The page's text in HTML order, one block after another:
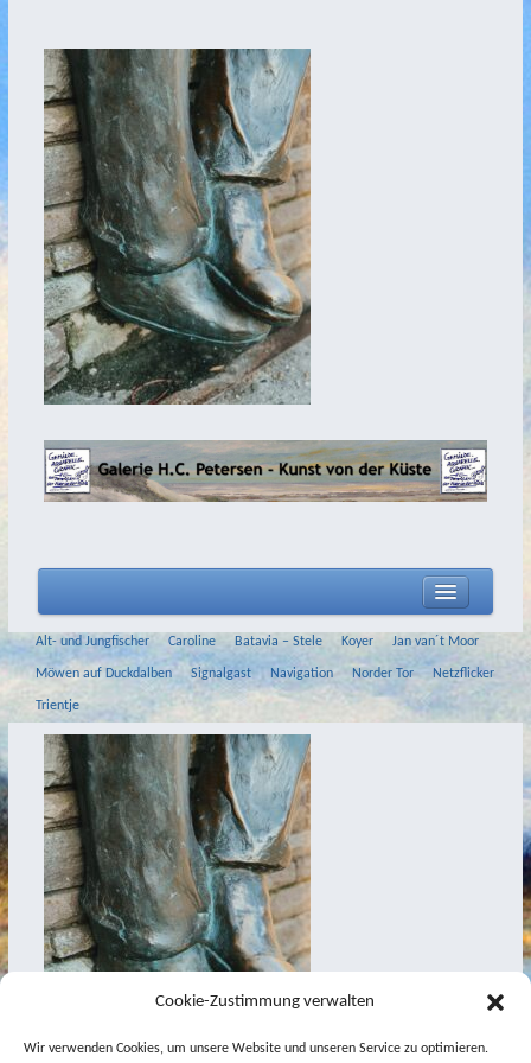
Cookie-Zustimmung verwalten
Wir verwenden Cookies, um unsere Website und unseren Service zu optimieren.
home
Aktuelles
Biografie
Filme
Malerei
Zeichnungen
2020
Aquarelle
2020
Alt- und Jungfischer Caroline Batavia – Stele Koyer Jan van´t Moor
Möwen auf Duckdalben Signalgast Navigation Norder Tor Netzflicker
Trientje